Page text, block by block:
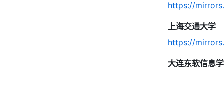
https://
上海交通大学
https://
大连东软信息